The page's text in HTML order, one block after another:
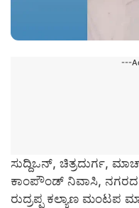
---
ಸುದ್ದಿಒನ್, ಚಿತ್ರದುರ್ಗ,
ಕಾಂಪೌಂಡ್ ನಿವಾಸಿ, ನಗರದ
ರುದ್ರಪ್ಪ ಕಲ್ಯಾಣ ಮಂಟಪ